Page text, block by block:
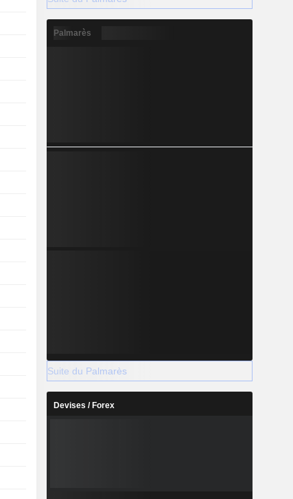
Palmarès
Suite du Palmarès
Devises / Forex